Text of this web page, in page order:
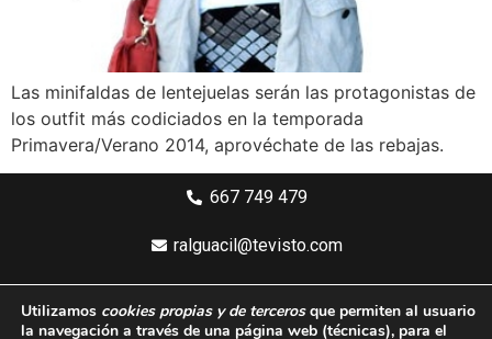
Las minifaldas de lentejuelas serán las protagonistas de
los outfit más codiciados en la temporada
Primavera/Verano 2014, aprovéchate de las rebajas.
667 749 479
ralguacil@tevisto.com
Utilizamos cookies propias y de tercerosque permiten al usuario
la navegación a través de una página web (técnicas), para el